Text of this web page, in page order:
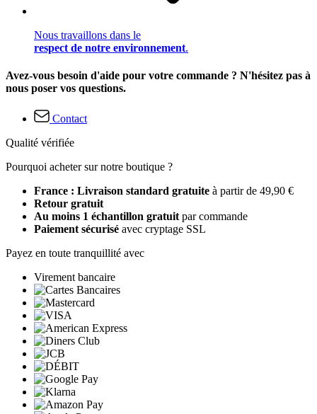
Nous travaillons dans le
respect de notre environnement.
Avez-vous besoin d'aide pour votre commande ? N'hésitez pas à
nous poser vos questions.
Contact
Qualité vérifiée
Pourquoi acheter sur notre boutique ?
France : Livraison standard gratuite à partir de 49,90 €
Retour gratuit
Au moins 1 échantillon gratuit par commande
Paiement sécurisé avec cryptage SSL
Payez en toute tranquillité avec
Virement bancaire